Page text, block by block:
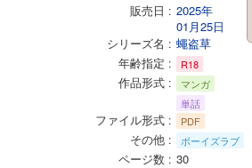
販売日
2025年
01月25日
シリーズ名
蠅盗草
年齢指定
R18
作品形式
マンガ
単話
ファイル形式 PDF
その他 ボーイズラブ
ページ数
30